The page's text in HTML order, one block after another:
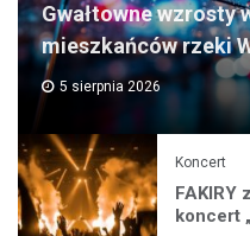
Gwałtowne wzrosty
mieszkańców rzeki
5 sierpnia 2026
Koncert
FAKIRY
koncert